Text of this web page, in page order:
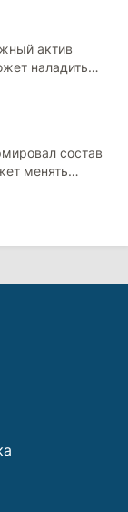
актив
наладить
состав
менять